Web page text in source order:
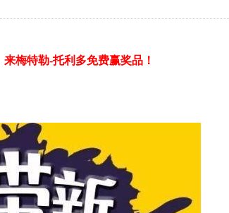
来梅特勒-托利多免费赢奖品！